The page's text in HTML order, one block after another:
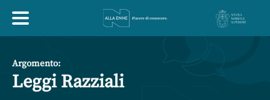
Argomento:
Leggi Razziali